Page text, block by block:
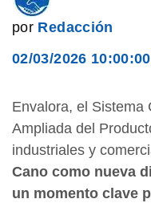
por Redacción
02/03/2026
Envalora, el Sistema
Ampliada del
industriales y
Cano como nueva
un momento clave